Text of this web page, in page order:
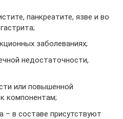
панкреатите, язве и во
заболеваниях;
недостаточности,
или повышенной
компонентам;
– в составе присутствуют